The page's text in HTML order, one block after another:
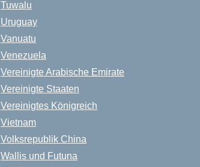
Tuwalu
Uruguay
Vanuatu
Venezuela
Vereinigte Arabische Emirate
Vereinigte Staaten
Vereinigtes Königreich
Vietnam
Volksrepublik China
Wallis und Futuna